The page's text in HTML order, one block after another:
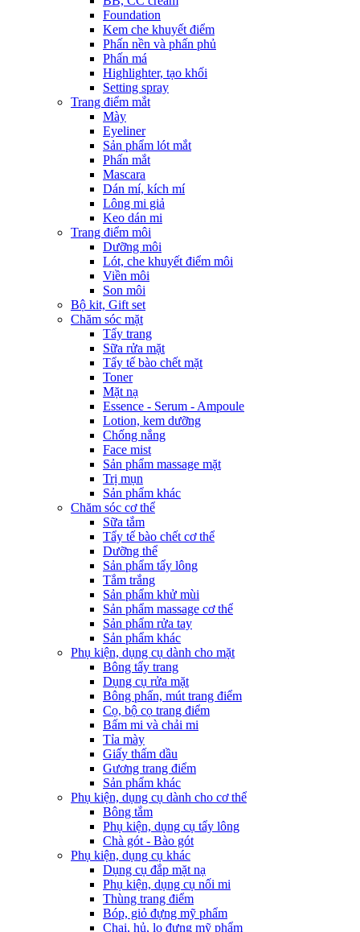
Foundation
Kem che khuyết điểm
Phấn nền và phấn phủ
Phấn má
Highlighter, tạo khối
Setting spray
Trang điểm mắt
Mày
Eyeliner
Sản phẩm lót mắt
Phấn mắt
Mascara
Dán mí, kích mí
Lông mi giả
Keo dán mi
Trang điểm môi
Dưỡng môi
Lót, che khuyết điểm môi
Viền môi
Son môi
Bộ kit, Gift set
Chăm sóc mặt
Tẩy trang
Sữa rửa mặt
Tẩy tế bào chết mặt
Toner
Mặt nạ
Essence - Serum - Ampoule
Lotion, kem dưỡng
Chống nắng
Face mist
Sản phẩm massage mặt
Trị mụn
Sản phẩm khác
Chăm sóc cơ thể
Sữa tắm
Tẩy tế bào chết cơ thể
Dưỡng thể
Sản phẩm tẩy lông
Tắm trắng
Sản phẩm khử mùi
Sản phẩm massage cơ thể
Sản phẩm rửa tay
Sản phẩm khác
Phụ kiện, dụng cụ dành cho mặt
Bông tẩy trang
Dụng cụ rửa mặt
Bông phấn, mút trang điểm
Cọ, bộ cọ trang điểm
Bấm mi và chải mi
Tỉa mày
Giấy thấm dầu
Gương trang điểm
Sản phẩm khác
Phụ kiện, dụng cụ dành cho cơ thể
Bông tắm
Phụ kiện, dụng cụ tẩy lông
Chà gót - Bào gót
Phụ kiện, dụng cụ khác
Dụng cụ đắp mặt nạ
Phụ kiện, dụng cụ nối mi
Thùng trang điểm
Bóp, giỏ đựng mỹ phẩm
Chai, hủ, lọ đựng mỹ phẩm